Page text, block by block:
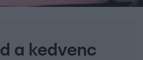
a kedvenc